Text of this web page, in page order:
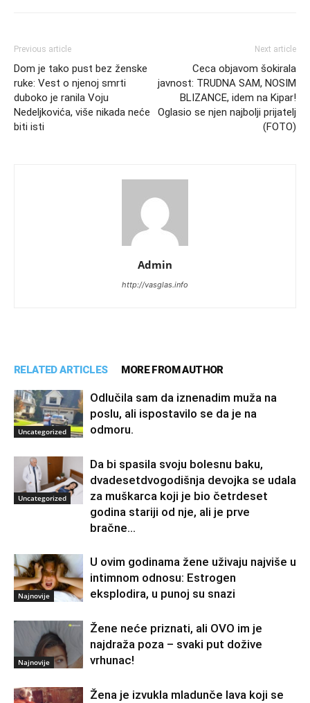
Previous article
Dom je tako pust bez ženske
ruke: Vest o njenoj smrti
duboko je ranila Voju
Nedeljkovića, više nikada neće
biti isti
Next article
Ceca objavom šokirala
javnost: TRUDNA SAM, NOSIM
BLIZANCE, idem na Kipar!
Oglasio se njen najbolji prijatelj
(FOTO)
Admin
http://vasglas.info
RELATED ARTICLES MORE FROM AUTHOR
Uncategorized
Odlučila sam da iznenadim muža na
poslu, ali ispostavilo se da je na
odmoru.
Uncategorized
Da bi spasila svoju bolesnu baku,
dvadesetdvogodišnja devojka se udala
za muškarca koji je bio četrdeset
godina stariji od nje, ali je prve
bračne...
Najnovije
U ovim godinama žene uživaju najviše u
intimnom odnosu: Estrogen
eksplodira, u punoj su snazi
Najnovije
Žene neće priznati, ali OVO im je
najdraža poza – svaki put dožive
vrhunac!
Žena je izvukla mladunče lava koji se